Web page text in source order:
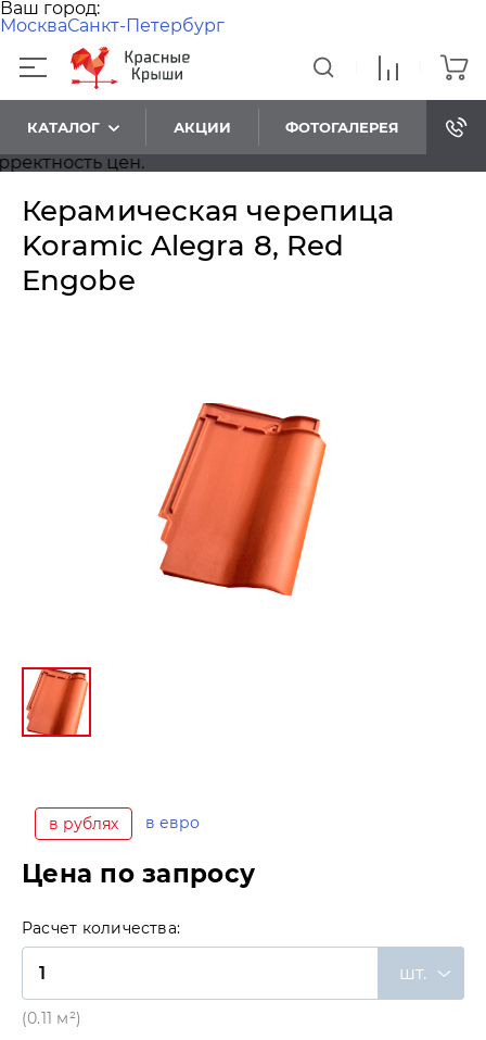
Ваш город:
МоскваСанкт-Петербург
КАТАЛОГ АКЦИИ ФОТОГАЛЕРЕЯ
цен.
Керамическая черепица
Koramic Alegra 8, Red
Engobe
в рублях в евро
Цена по запросу
Расчет количества:
шт.
(0.11 м²)